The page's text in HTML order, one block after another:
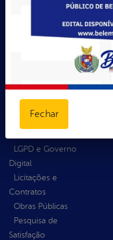
Central de Dúvidas
Transferências
parlamentares
LGPD e Governo
Digital
Licitações e
Contratos
Obras Públicas
Pesquisa de
Satisfação
Fechar